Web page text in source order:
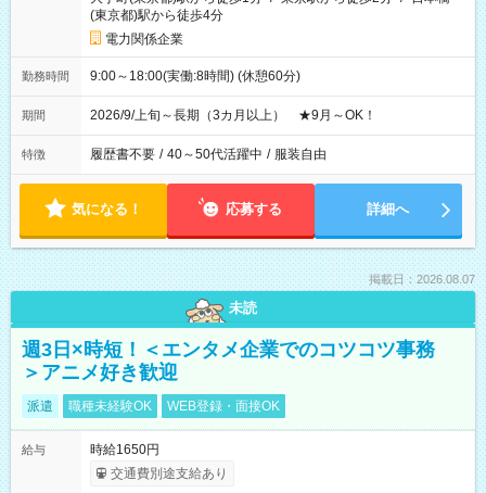
(東京都)駅から徒歩4分
電力関係企業
勤務時間 9:00～18:00(実働:8時間) (休憩60分)
期間 2026/9/上旬～長期（3カ月以上） ★9月～OK！
特徴 履歴書不要 / 40～50代活躍中 / 服装自由
気になる！ 応募する 詳細へ
掲載日：2026.08.07
未読
週3日×時短！＜エンタメ企業でのコツコツ事務
＞アニメ好き歓迎
派遣 職種未経験OK WEB登録・面接OK
給与
時給1650円
交通費別途支給あり